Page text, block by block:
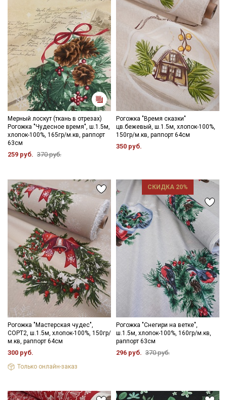
Мерный лоскут (ткань в отрезах)
Рогожка "Чудесное время", ш.1.5м,
хлопок-100%, 165гр/м.кв, раппорт
63см
259 руб. 370 руб.
Рогожка "Время сказки"
цв.бежевый, ш.1.5м, хлопок-100%,
150гр/м.кв, раппорт 64см
350 руб.
Рогожка "Мастерская чудес",
СОРТ2, ш.1.5м, хлопок-100%, 150гр/
м.кв, раппорт 64см
300 руб.
Только онлайн-заказ
СКИДКА 20%
Рогожка "Снегири на ветке",
ш.1.5м, хлопок-100%, 160гр/м.кв,
раппорт 63см
296 руб. 370 руб.
ДаюСогласие на получение рекламных и
информационных рассылок